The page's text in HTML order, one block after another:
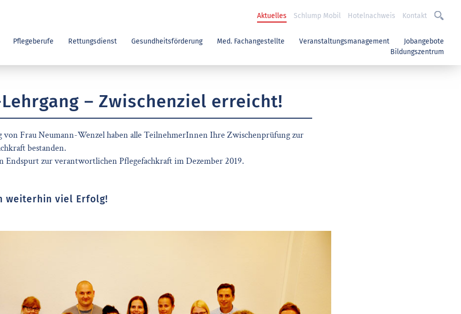
Aktuelles Schlump Mobil Hotelnachweis Kontakt
Pflegeberufe Rettungsdienst Gesundheitsförderung Med. Fachangestellte Veranstaltungsmanagement
Jobangebote
Bildungszentrum
Lehrgang – Zwischenziel erreicht!
Frau Neumann-Wenzel haben alle TeilnehmerInnen Ihre Zwischenprüfung zur
bestanden.
Endspurt zur verantwortlichen Pflegefachkraft im Dezember 2019.
weiterhin viel Erfolg!